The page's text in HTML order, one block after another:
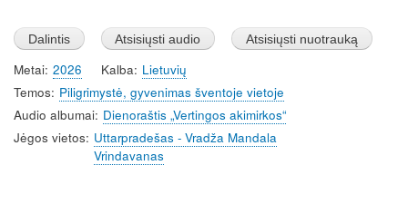
Metai 2026 Kalba Lietuvių
Temos Piligrimystė, gyvenimas šventoje vietoje
Audio albumai Dienoraštis „Vertingos akimirkos“
Jėgos vietos Uttarpradešas - Vradža Mandala
Vrindavanas